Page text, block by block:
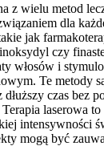
z wielu metod
dla
jak
czy
włosów i
Te metody
czas bez
laserowa
intensywności
mogą być